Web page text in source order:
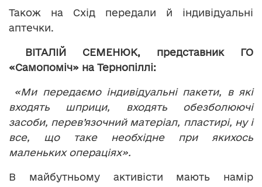
Також на Схід передали й індивідуальні
аптечки.
ВІТАЛІЙ СЕМЕНЮК, представник ГО
«Самопоміч» на Тернопіллі:
«Ми передаємо індивідуальні пакети, в які
входять шприци, входять обезболюючі
засоби, перев’язочний матеріал, пластирі, ну і
все, що таке необхідне при якихось
маленьких операціях».
В майбутньому активісти мають намір